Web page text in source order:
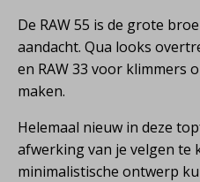
De RAW 55 is de grote
aandacht. Qua looks
en RAW 33 voor klimmers
maken.
Helemaal nieuw in deze
afwerking van je velgen te
minimalistische ontwerp